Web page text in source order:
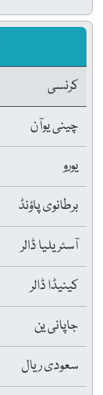
کرنسی
چینی یوآن
یورو
برطانوی پاؤنڈ
آسٹریلیا ڈالر
کینیڈا ڈالر
جاپانی ین
سعودی ریال